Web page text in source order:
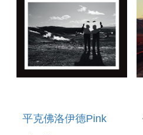
平克佛洛伊德Pink